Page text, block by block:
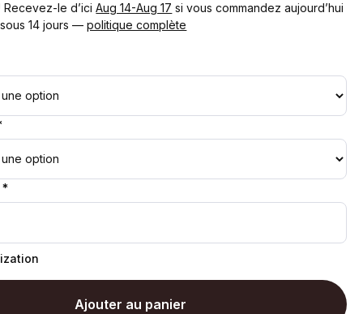
Recevez-le d’iciAug 14-Aug 17 si vous commandez aujourd’hui
14 jours —politique complète
Ajouter au panier